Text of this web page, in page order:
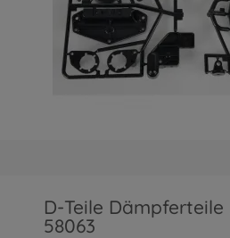
D-Teile Dämpferteile
58063